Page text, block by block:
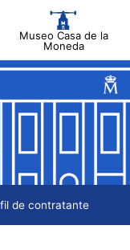
Museo Casa de la
Moneda
de contratante